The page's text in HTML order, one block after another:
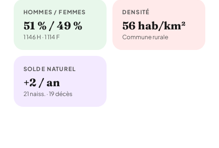
HOMMES / FEMMES
51 % / 49 %
1 146 H · 1 114 F
DENSITÉ
56 hab/km²
Commune rurale
SOLDE NATUREL
+2 / an
21 naiss. · 19 décès